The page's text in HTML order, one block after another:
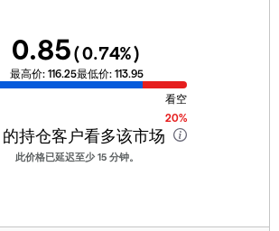
0.85(0.74%)
最高价: 116.25最低价: 113.95
看空
20%
的持仓客户看多该市场
此价格已延迟至少 15 分钟。